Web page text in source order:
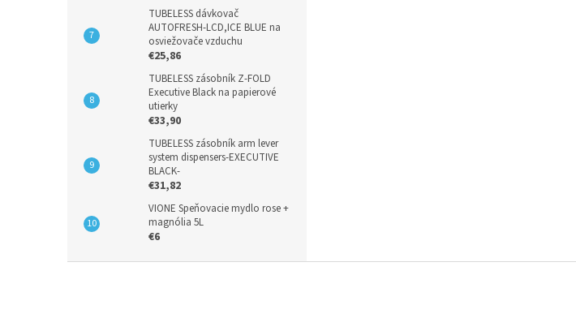
TUBELESS dávkovač
AUTOFRESH-LCD,ICE BLUE na
osviežovače vzduchu
€25,86
TUBELESS zásobník Z-FOLD
Executive Black na papierové
utierky
€33,90
TUBELESS zásobník arm lever
system dispensers-EXECUTIVE
BLACK-
€31,82
VIONE Speňovacie mydlo rose +
magnólia 5L
€6